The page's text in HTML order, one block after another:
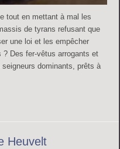
tout en mettant à mal les
de tyrans refusant que
une loi et les empêcher
? Des fer-vêtus arrogants et
dominants, prêts à
Heuvelt